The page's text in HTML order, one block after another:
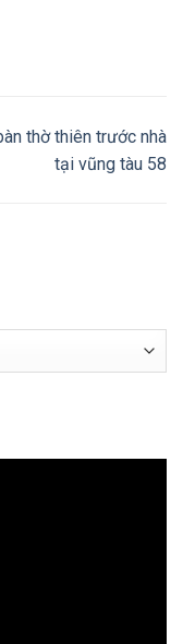
thờ thiên trước nhà
tại vũng tàu 58